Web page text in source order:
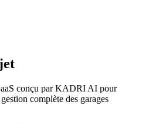
conçu par KADRI AI pour
complète des garages